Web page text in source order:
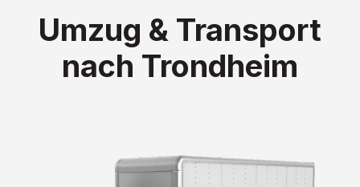
Umzug & Transport
nach Trondheim